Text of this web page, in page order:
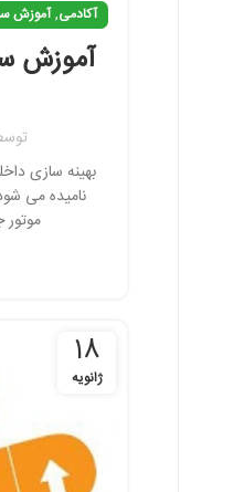
آکادمی,آموزش
نامیده می
18
ژانویه